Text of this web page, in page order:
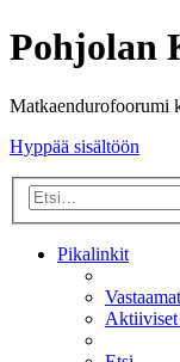
Pohjolan
Matkaendurofoorumi
Hyppää sisältöön
Pikalinkit
Aktiiviset